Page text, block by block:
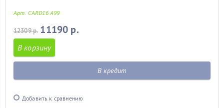
Арт. CARD16 A99
12309 р. 11190 р.
В корзину
В кредит
Добавить к сравнению